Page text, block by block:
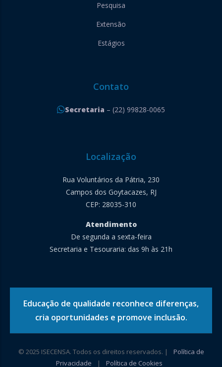
Pesquisa
Extensão
Estágios
Contato
Secretaria – (22) 99828-0065
Localização
Rua Voluntários da Pátria, 230
Campos dos Goytacazes, RJ
CEP: 28035-310
Atendimento
De segunda a sexta-feira
Secretaria e Tesouraria: das 9h às 21h
Educação de qualidade reconhece diferenças,
cria oportunidades e promove inclusão.
© 2025 ISECENSA. Todos os direitos reservados. |
Política de
Privacidade
| Política de Cookies